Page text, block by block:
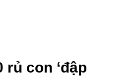
rủ con ‘đập